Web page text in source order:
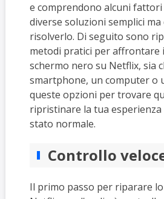
e comprendono alcuni
diverse soluzioni semplici
risolverlo. Di seguito sono
metodi pratici per affrontare
schermo nero su Netflix, sia
smartphone, un computer o
queste opzioni per trovare
ripristinare la tua
stato normale.
Controllo
Il primo passo per riparare